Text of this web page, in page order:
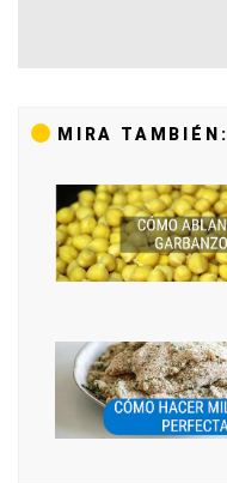
MIRA TAMBIÉN: